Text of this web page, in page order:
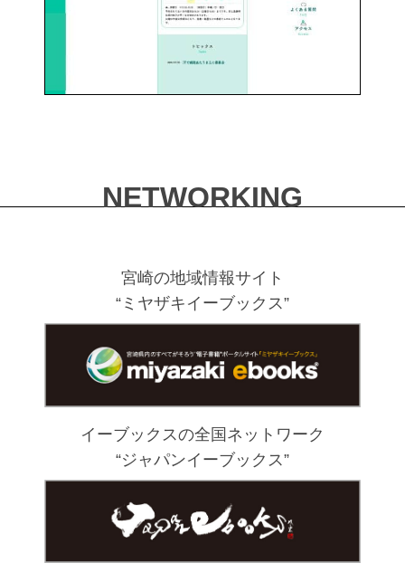
NETWORKING
宮崎の地域情報サイト
“ミヤザキイーブックス”
イーブックスの全国ネットワーク
“ジャパンイーブックス”